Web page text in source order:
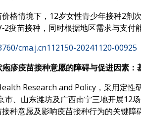
格情境下，12岁女性青少年接种2剂
疫苗接种，同时根据地区需求与支付
cma.j.cn112150-20241120-00925
疹疫苗接种意愿的障碍与促进因素
Research and Policy，采用定性
市、山东潍坊及广西南宁三地开展12
种意愿及影响疫苗接种行为的关键障